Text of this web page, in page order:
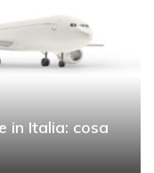
in Italia: cosa